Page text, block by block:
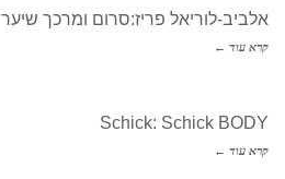
אלביב-לוריאל פריז:סרום ומרכך שיער ULTIMATE
קרא עוד ←
Schick: Schick BODY
קרא עוד ←